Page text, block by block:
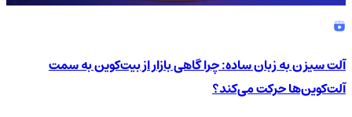
آلت سیزن به زبان ساده: چرا گاهی بازار از بیت‌کوین به سمت
آلت‌کوین‌ها حرکت می‌کند؟